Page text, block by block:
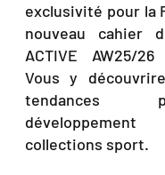
exclusivité pour la
nouveau cahier
ACTIVE AW25/
Vous y
collections sport.